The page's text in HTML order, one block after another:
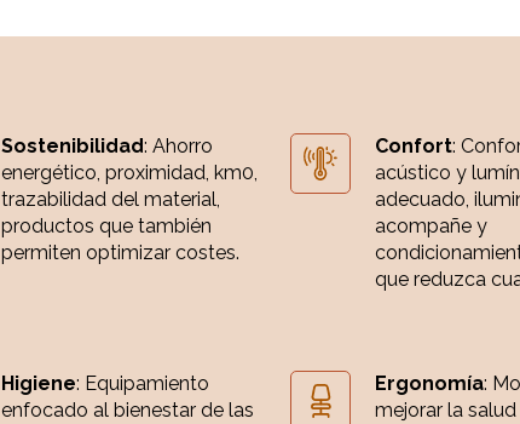
Sostenibilidad: Ahorro
energético, proximidad, km0,
trazabilidad del material,
productos que también
permiten optimizar costes.
Confort:
acústico y
adecuado,
acompañe y
que reduzca
Higiene: Equipamiento
enfocado al bienestar de las
Ergonomía:
mejorar la